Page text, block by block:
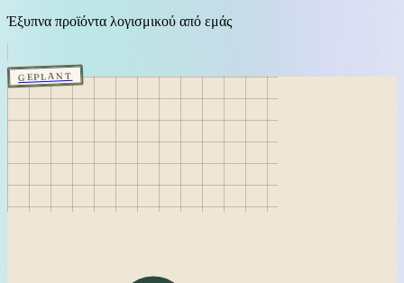
Έξυπνα προϊόντα λογισμικού από εμάς
GEPLANT